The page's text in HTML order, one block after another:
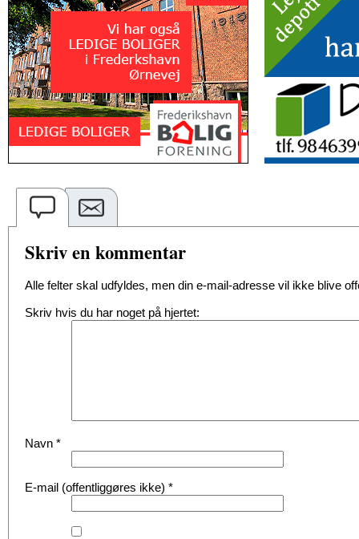
Skriv en kommentar
Alle felter skal udfyldes, men din e-mail-adresse vil ikke blive
Skriv hvis du har noget på hjertet:
Navn *
E-mail (offentliggøres ikke) *